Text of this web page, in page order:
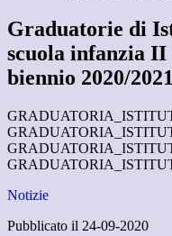
Graduatorie di
scuola infanzia
biennio 2020/
Notizie
Pubblicato il 24-09-2020